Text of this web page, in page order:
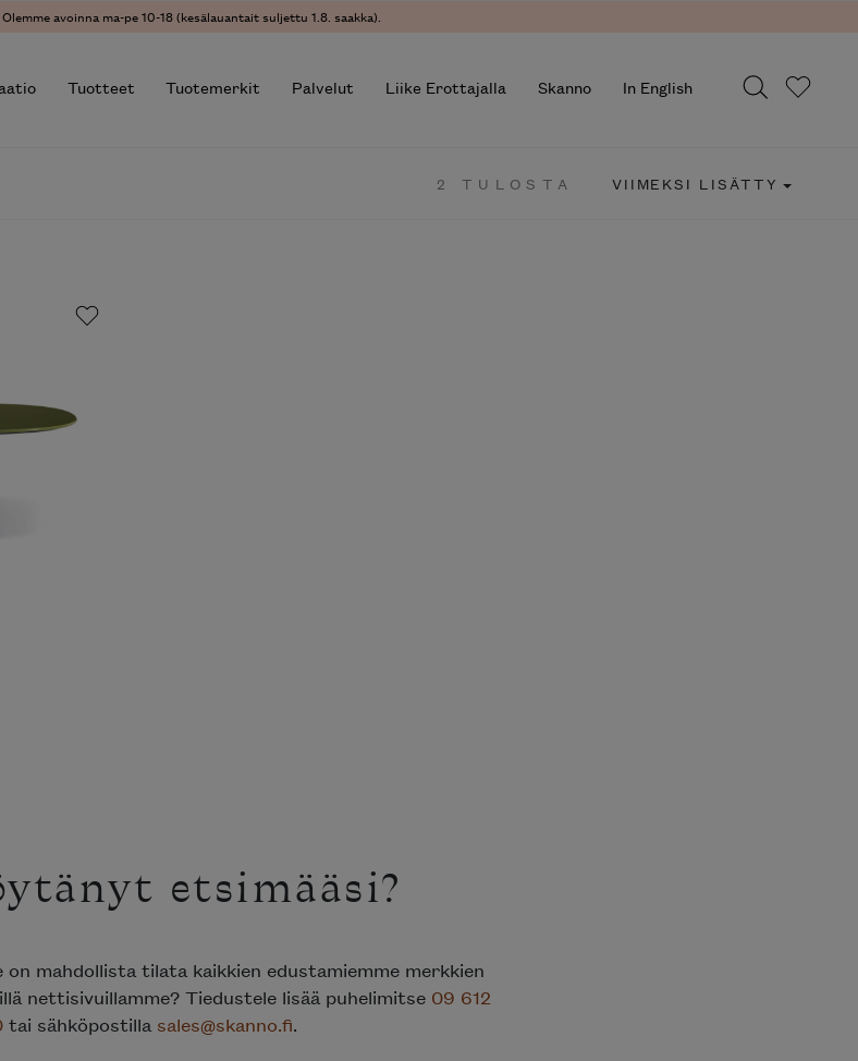
avoinna ma-pe 10-18 (kesälauantait suljettu 1.8. saakka).
Tuotteet Tuotemerkit Palvelut Liike Erottajalla Skanno In English
2 TULOSTA VIIMEKSI LISÄTTY
etsimääsi?
mahdollista tilata kaikkien edustamiemme merkkien
nettisivuillamme? Tiedustele lisää puhelimitse09 612
sähköpostillasales@skanno.fi.